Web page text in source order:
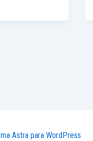
Astra para WordPress